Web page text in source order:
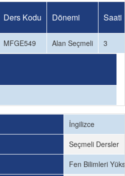
Ders Kodu Dönemi Saati
MFGE549 Alan Seçmeli 3
İngilizce
Seçmeli Dersler
Fen Bilimleri